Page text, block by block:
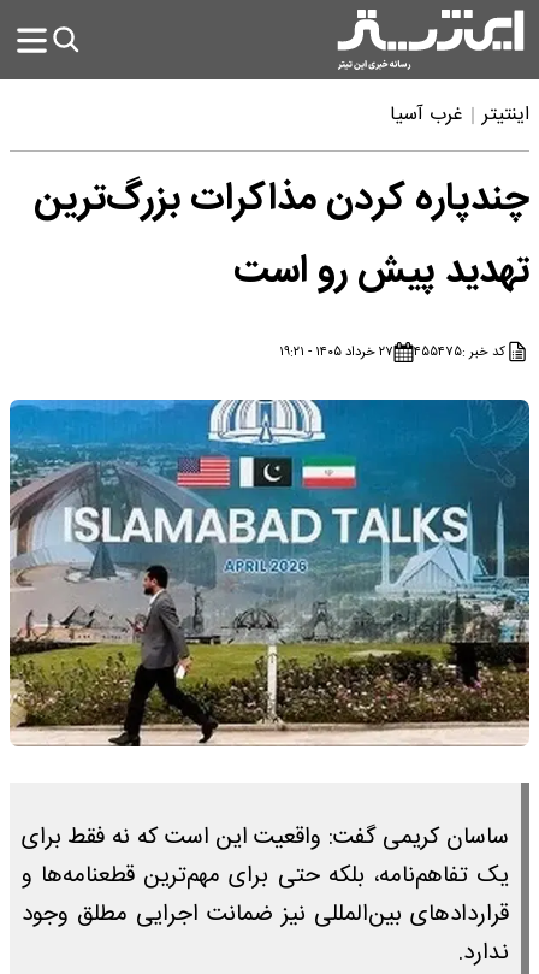
اینتیتر غرب آسیا
چندپاره کردن مذاکرات بزرگ‌ترین
تهدید پیش رو است
کد خبر :۴۵۵۴۷۵ ۲۷ خرداد ۱۴۰۵ - ۱۹:۲۱
ساسان کریمی گفت: واقعیت این است که نه فقط برای
یک تفاهم‌نامه، بلکه حتی برای مهم‌ترین قطعنامه‌ها و
قراردادهای بین‌المللی نیز ضمانت اجرایی مطلق وجود
ندارد.